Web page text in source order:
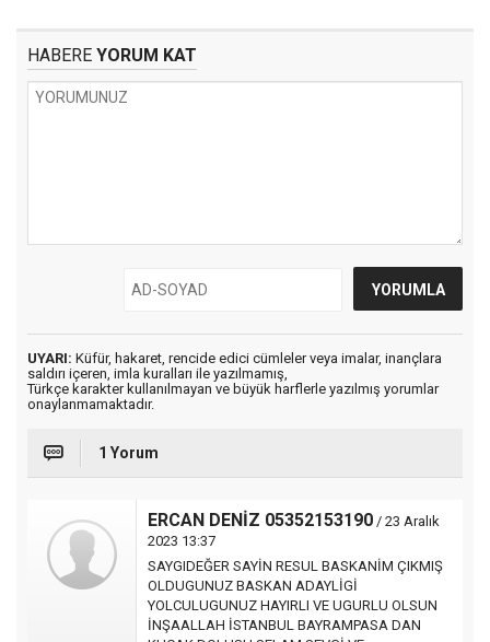
HABERE YORUM KAT
UYARI: Küfür, hakaret, rencide edici cümleler veya imalar, inançlara
saldırı içeren, imla kuralları ile yazılmamış,
Türkçe karakter kullanılmayan ve büyük harflerle yazılmış yorumlar
onaylanmamaktadır.
1 Yorum
ERCAN DENİZ 05352153190 / 23 Aralık
2023 13:37
SAYGIDEĞER SAYİN RESUL BASKANİM ÇIKMIŞ
OLDUGUNUZ BASKAN ADAYLİGİ
YOLCULUGUNUZ HAYIRLI VE UGURLU OLSUN
İNŞAALLAH İSTANBUL BAYRAMPASA DAN